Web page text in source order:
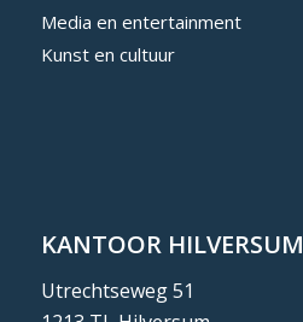
Media en entertainment
Kunst en cultuur
KANTOOR HILVERSUM
Utrechtseweg 51